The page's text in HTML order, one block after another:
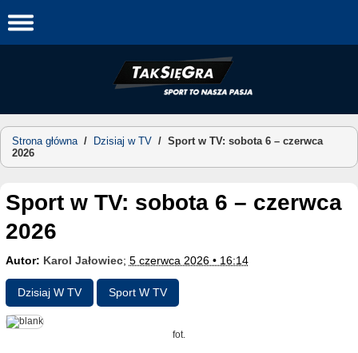
to
Strona główna/ Dzisiaj w TV / Sport w TV: sobota 6 – czerwca
2026
Sport w TV: sobota 6 – czerwca
2026
Autor: Karol Jałowiec; 5 czerwca 2026 • 16:14
Dzisiaj W TV Sport W TV
fot.